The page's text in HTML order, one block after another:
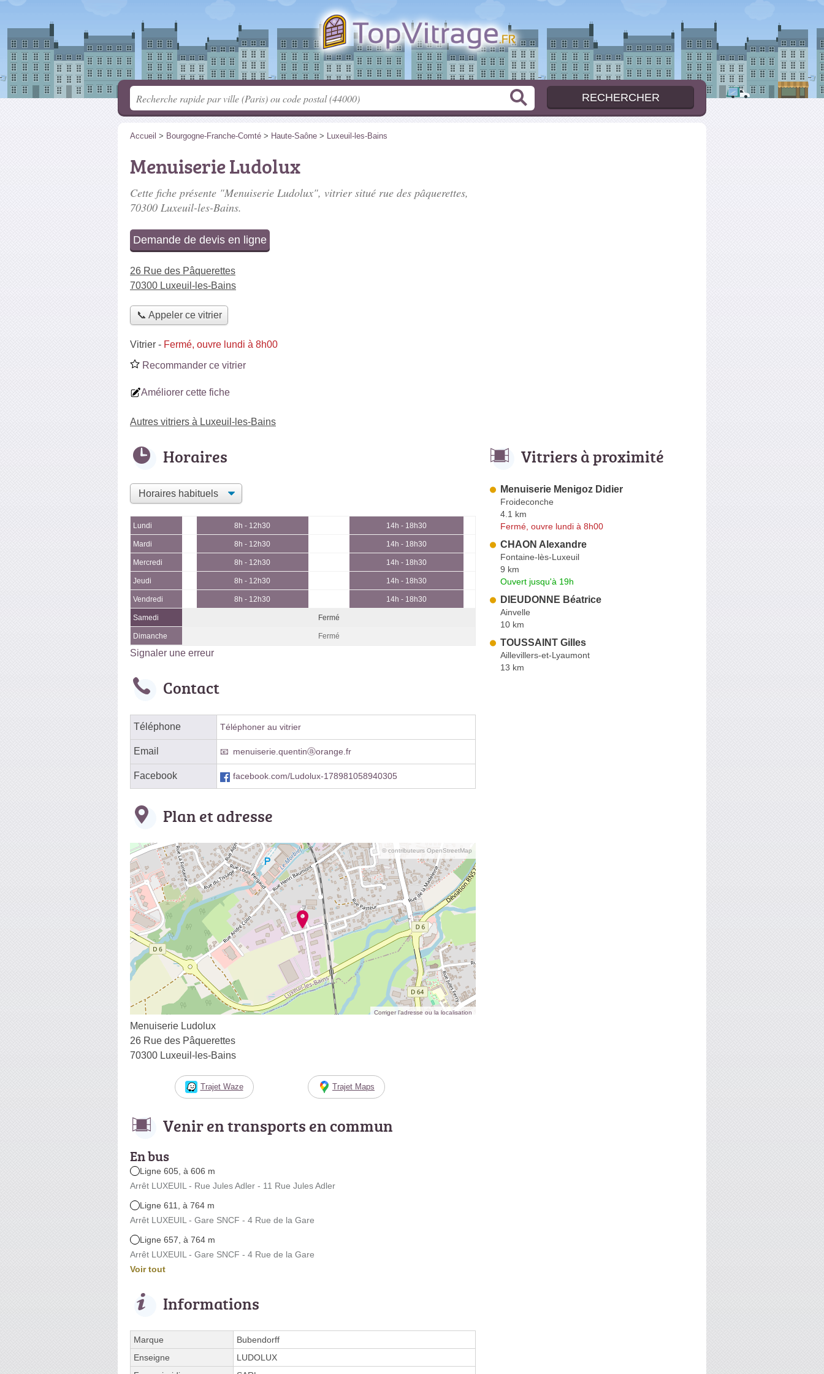
Accueil > Bourgogne-Franche-Comté > Haute-Saône > Luxeuil-les-Bains
Menuiserie Ludolux
Cette fiche présente "Menuiserie Ludolux", vitrier situé rue des pâquerettes,
70300 Luxeuil-les-Bains.
Demande de devis en ligne
26 Rue des Pâquerettes
70300 Luxeuil-les-Bains
📞 Appeler ce vitrier
Vitrier - Fermé, ouvre lundi à 8h00
Recommander ce vitrier
Améliorer cette fiche
Autres vitriers à Luxeuil-les-Bains
Horaires
Lundi 8h - 12h30 14h - 18h30
Mardi 8h - 12h30 14h - 18h30
Mercredi 8h - 12h30 14h - 18h30
Jeudi 8h - 12h30 14h - 18h30
Vendredi 8h - 12h30 14h - 18h30
Samedi Fermé
Dimanche Fermé
Signaler une erreur
Contact
Téléphone Téléphoner au vitrier
Email menuiserie.quentinⓐorange.fr
Facebook facebook.com/Ludolux-178981058940305
Plan et adresse
© contributeurs OpenStreetMap
Corriger l’adresse ou la localisation
Menuiserie Ludolux
26 Rue des Pâquerettes
70300 Luxeuil-les-Bains
Trajet Waze Trajet Maps
Venir en transports en commun
En bus
Ligne 605, à 606 m
Arrêt LUXEUIL - Rue Jules Adler - 11 Rue Jules Adler
Ligne 611, à 764 m
Arrêt LUXEUIL - Gare SNCF - 4 Rue de la Gare
Ligne 657, à 764 m
Arrêt LUXEUIL - Gare SNCF - 4 Rue de la Gare
Voir tout
Informations
Marque
Bubendorff
Enseigne
LUDOLUX
Vitriers à proximité
Menuiserie Menigoz Didier
Froideconche
4.1 km
Fermé, ouvre lundi à 8h00
CHAON Alexandre
Fontaine-lès-Luxeuil
9 km
Ouvert jusqu'à 19h
DIEUDONNE Béatrice
Ainvelle
10 km
TOUSSAINT Gilles
Aillevillers-et-Lyaumont
13 km